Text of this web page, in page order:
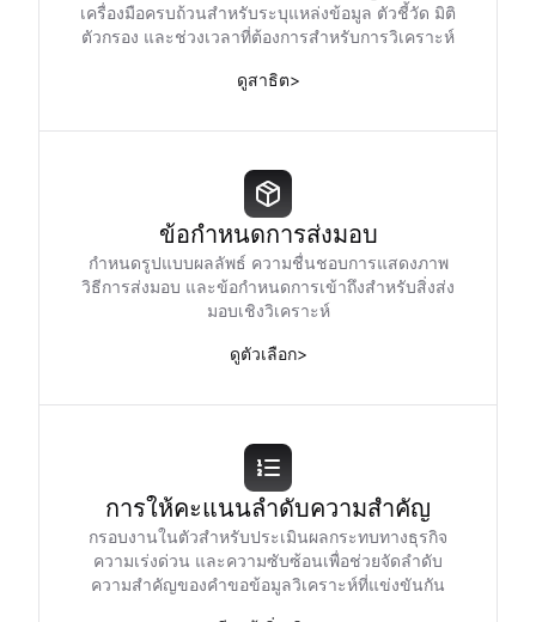
เครื่องมือครบถ้วนสำหรับระบุแหล่งข้อมูล ตัวชี้วัด มิติ
ตัวกรอง และช่วงเวลาที่ต้องการสำหรับการวิเคราะห์
ดูสาธิต>
ข้อกำหนดการส่งมอบ
กำหนดรูปแบบผลลัพธ์ ความชื่นชอบการแสดงภาพ
วิธีการส่งมอบ และข้อกำหนดการเข้าถึงสำหรับสิ่งส่ง
มอบเชิงวิเคราะห์
ดูตัวเลือก>
การให้คะแนนลำดับความสำคัญ
กรอบงานในตัวสำหรับประเมินผลกระทบทางธุรกิจ
ความเร่งด่วน และความซับซ้อนเพื่อช่วยจัดลำดับ
ความสำคัญของคำขอข้อมูลวิเคราะห์ที่แข่งขันกัน